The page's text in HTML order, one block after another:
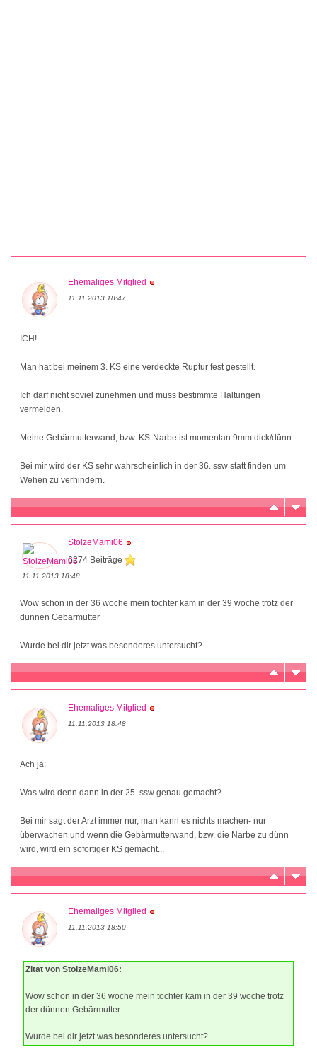
Ehemaliges Mitglied
11.11.2013 18:47
ICH!
Man hat bei meinem 3. KS eine verdeckte Ruptur fest gestellt.
Ich darf nicht soviel zunehmen und muss bestimmte Haltungen
vermeiden.
Meine Gebärmutterwand, bzw. KS-Narbe ist momentan 9mm dick/dünn.
Bei mir wird der KS sehr wahrscheinlich in der 36. ssw statt finden um
Wehen zu verhindern.
StolzeMami06
6274 Beiträge
11.11.2013 18:48
Wow schon in der 36 woche mein tochter kam in der 39 woche trotz der
dünnen Gebärmutter
Wurde bei dir jetzt was besonderes untersucht?
Ehemaliges Mitglied
11.11.2013 18:48
Ach ja:
Was wird denn dann in der 25. ssw genau gemacht?
Bei mir sagt der Arzt immer nur, man kann es nichts machen- nur
überwachen und wenn die Gebärmutterwand, bzw. die Narbe zu dünn
wird, wird ein sofortiger KS gemacht...
Ehemaliges Mitglied
11.11.2013 18:50
Zitat von StolzeMami06:
Wow schon in der 36 woche mein tochter kam in der 39 woche trotz
der dünnen Gebärmutter
Wurde bei dir jetzt was besonderes untersucht?